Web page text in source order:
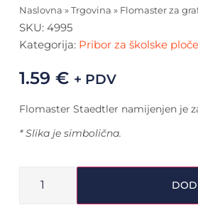
Naslovna » Trgovina » Flomaster za
SKU: 4995
Kategorija: Pribor za školske ploče
1.59 € + PDV
Flomaster Staedtler namijenjen je
* Slika je simbolična.